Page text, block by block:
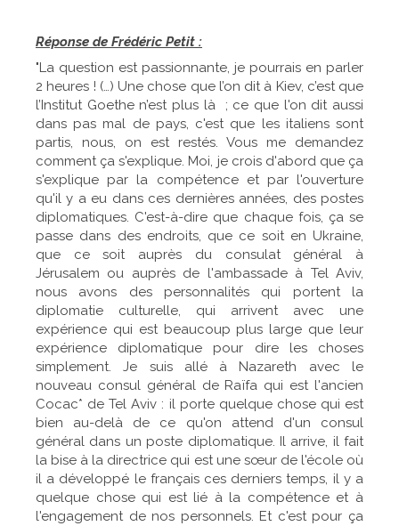
Réponse de Frédéric Petit :
"La question est passionnante, je pourrais en parler
2 heures ! (…) Une chose que l’on dit à Kiev, c’est que
l’Institut Goethe n’est plus là ; ce que l'on dit aussi
dans pas mal de pays, c'est que les italiens sont
partis, nous, on est restés. Vous me demandez
comment ça s'explique. Moi, je crois d'abord que ça
s'explique par la compétence et par l'ouverture
qu'il y a eu dans ces dernières années, des postes
diplomatiques. C'est-à-dire que chaque fois, ça se
passe dans des endroits, que ce soit en Ukraine,
que ce soit auprès du consulat général à
Jérusalem ou auprès de l'ambassade à Tel Aviv,
nous avons des personnalités qui portent la
diplomatie culturelle, qui arrivent avec une
expérience qui est beaucoup plus large que leur
expérience diplomatique pour dire les choses
simplement. Je suis allé à Nazareth avec le
nouveau consul général de Raïfa qui est l'ancien
Cocac* de Tel Aviv : il porte quelque chose qui est
bien au-delà de ce qu'on attend d'un consul
général dans un poste diplomatique. Il arrive, il fait
la bise à la directrice qui est une sœur de l'école où
il a développé le français ces derniers temps, il y a
quelque chose qui est lié à la compétence et à
l'engagement de nos personnels. Et c'est pour ça